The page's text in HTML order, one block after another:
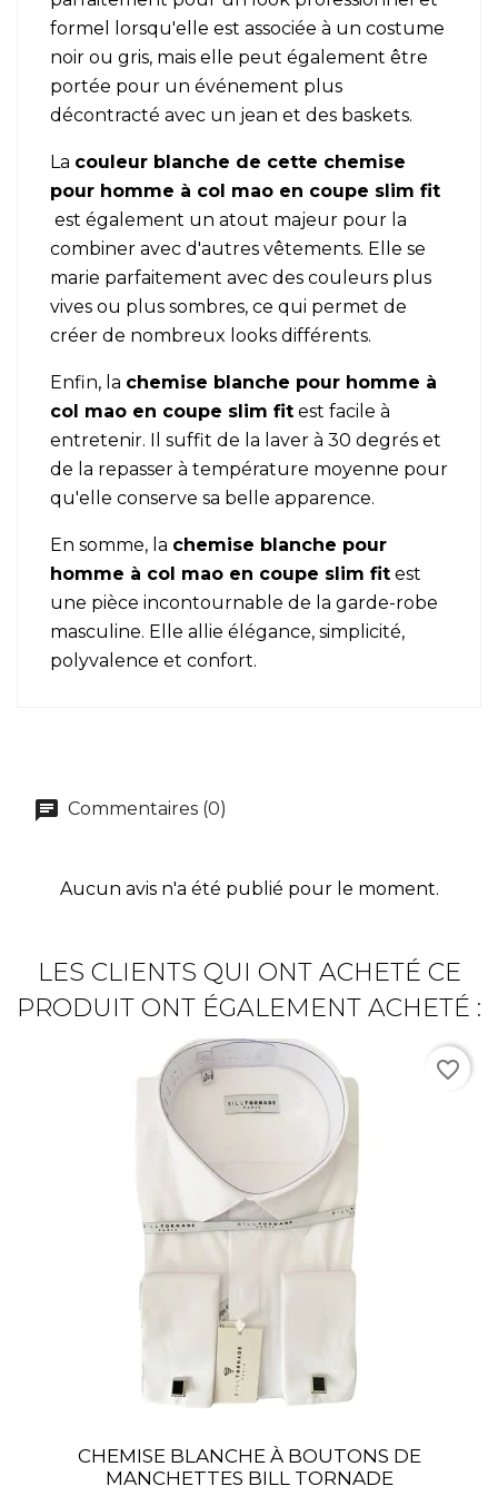
formel lorsqu'elle est associée à un costume
noir ou gris, mais elle peut également être
portée pour un événement plus
décontracté avec un jean et des baskets.
La couleur blanche de cette chemise
pour homme à col mao en coupe slim fit
est également un atout majeur pour la
combiner avec d'autres vêtements. Elle se
marie parfaitement avec des couleurs plus
vives ou plus sombres, ce qui permet de
créer de nombreux looks différents.
Enfin, la chemise blanche pour homme à
col mao en coupe slim fit est facile à
entretenir. Il suffit de la laver à 30 degrés et
de la repasser à température moyenne pour
qu'elle conserve sa belle apparence.
En somme, la chemise blanche pour
homme à col mao en coupe slim fit est
une pièce incontournable de la garde-robe
masculine. Elle allie élégance, simplicité,
polyvalence et confort.
Commentaires (0)
Aucun avis n'a été publié pour le moment.
LES CLIENTS QUI ONT ACHETÉ CE
PRODUIT ONT ÉGALEMENT ACHETÉ :
CHEMISE BLANCHE À BOUTONS DE
MANCHETTES BILL TORNADE
favorite_border